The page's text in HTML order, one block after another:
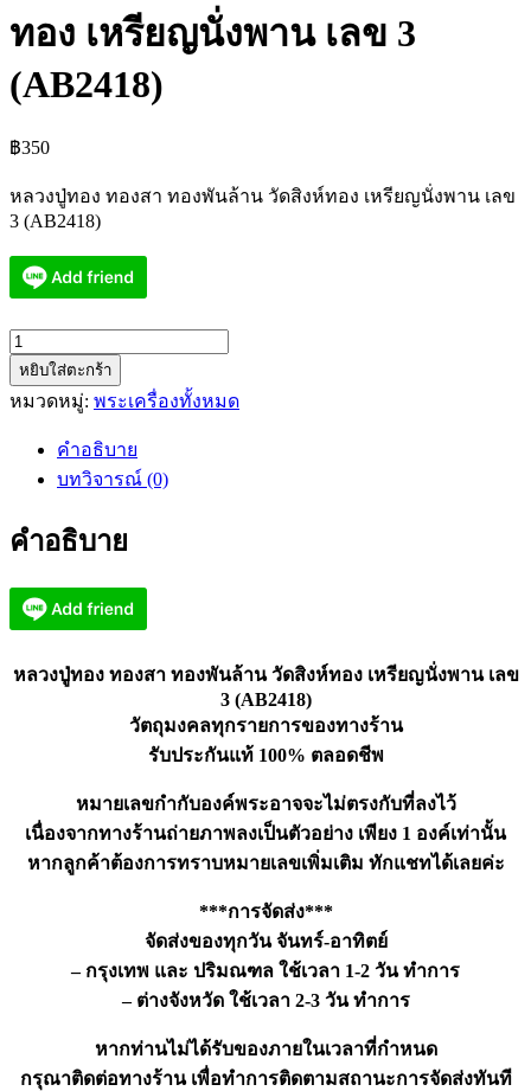
ทอง เหรียญนั่งพาน เลข 3
(AB2418)
฿350
หลวงปู่ทอง ทองสา ทองพันล้าน วัดสิงห์ทอง เหรียญนั่งพาน เลข
3 (AB2418)
จำนวน
หลวง
ปู่
วัดสิงห์
เหรียญ
พาน
หยิบใส่ตะกร้า
หมวดหมู่: พระเครื่องทั้งหมด
คำอธิบาย
บทวิจารณ์ (0)
คำอธิบาย
หลวงปู่ทอง ทองสา ทองพันล้าน วัดสิงห์ทอง เหรียญนั่งพาน เลข
3 (AB2418)
วัตถุมงคลทุกรายการของทางร้าน
รับประกันแท้ 100% ตลอดชีพ
หมายเลขกำกับองค์พระอาจจะไม่ตรงกับที่ลงไว้
เนื่องจากทางร้านถ่ายภาพลงเป็นตัวอย่าง เพียง 1 องค์เท่านั้น
หากลูกค้าต้องการทราบหมายเลขเพิ่มเติม ทักแชทได้เลยค่ะ
***การจัดส่ง***
จัดส่งของทุกวัน จันทร์-อาทิตย์
– กรุงเทพ และ ปริมณฑล ใช้เวลา 1-2 วัน ทำการ
– ต่างจังหวัด ใช้เวลา 2-3 วัน ทำการ
หากท่านไม่ได้รับของภายในเวลาที่กำหนด
กรุณาติดต่อทางร้าน เพื่อทำการติดตามสถานะการจัดส่งทันที